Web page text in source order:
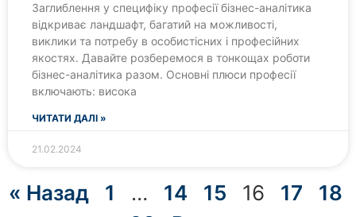
Заглиблення у специфіку професії бізнес-аналітика
відкриває ландшафт, багатий на можливості,
виклики та потребу в особистісних і професійних
якостях. Давайте розберемося в тонкощах роботи
бізнес-аналітика разом. Основні плюси професії
включають: висока
ЧИТАТИ ДАЛІ »
21.02.2024
« Назад 1 … 14 15 16 17
18